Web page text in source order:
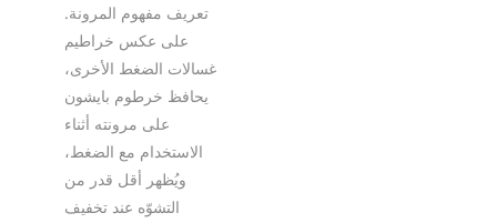
تعريف مفهوم المرونة.
على عكس خراطيم
غسالات الضغط الأخرى،
يحافظ خرطوم بايشون
على مرونته أثناء
الاستخدام مع الضغط،
ويُظهر أقل قدر من
التشوّه عند تخفيف